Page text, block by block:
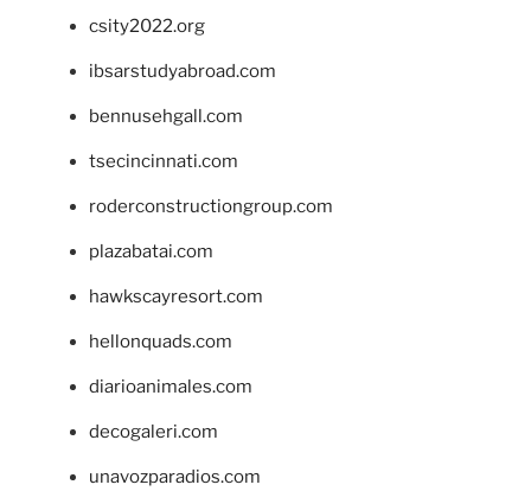
csity2022.org
ibsarstudyabroad.com
bennusehgall.com
tsecincinnati.com
roderconstructiongroup.com
plazabatai.com
hawkscayresort.com
hellonquads.com
diarioanimales.com
decogaleri.com
unavozparadios.com